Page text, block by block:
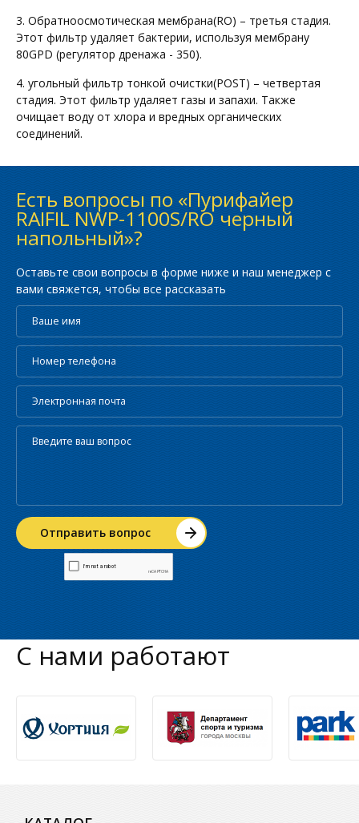
3. Обратноосмотическая мембрана(RO) – третья стадия.
Этот фильтр удаляет бактерии, используя мембрану
80GPD (регулятор дренажа - 350).
4. угольный фильтр тонкой очистки(POST) – четвертая
стадия. Этот фильтр удаляет газы и запахи. Также
очищает воду от хлора и вредных органических
соединений.
Есть вопросы по «Пурифайер
RAIFIL NWP-1100S/RO черный
напольный»?
Оставьте свои вопросы в форме ниже и наш менеджер с
вами свяжется, чтобы все рассказать
С нами работают